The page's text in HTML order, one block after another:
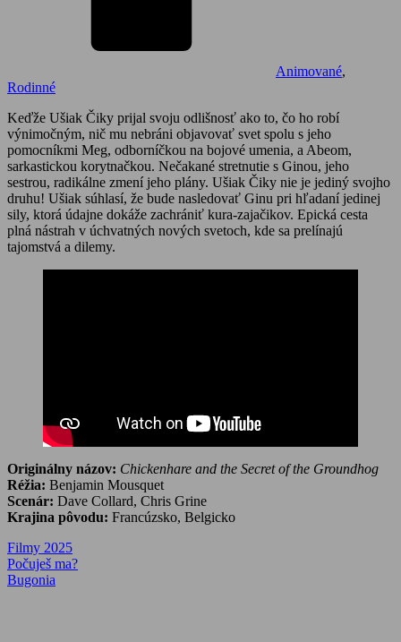
Animované,
Rodinné
Keďže Ušiak Čiky prijal svoju odlišnosť ako to, čo ho robí
výnimočným, nič mu nebráni objavovať svet spolu s jeho
pomocníkmi Meg, odborníčkou na bojové umenia, a Abeom,
sarkastickou korytnačkou. Nečakané stretnutie s Ginou, jeho
sestrou, radikálne zmení jeho plány. Ušiak Čiky nie je jediný svojho
druhu! Ušiak súhlasí, že bude nasledovať Ginu pri hľadaní jedinej
sily, ktorá údajne dokáže zachrániť kura-zajačikov. Epická cesta
plná nástrah v úchvatných nových svetoch, kde sa prelínajú
tajomstvá a dilemy.
Originálny názov: Chickenhare and the Secret of the Groundhog
Réžia: Benjamin Mousquet
Scenár: Dave Collard, Chris Grine
Krajina pôvodu: Francúzsko, Belgicko
Filmy 2025
Navigácia
v
Previous
Post:
Počuješ ma?
Next
Bugonia